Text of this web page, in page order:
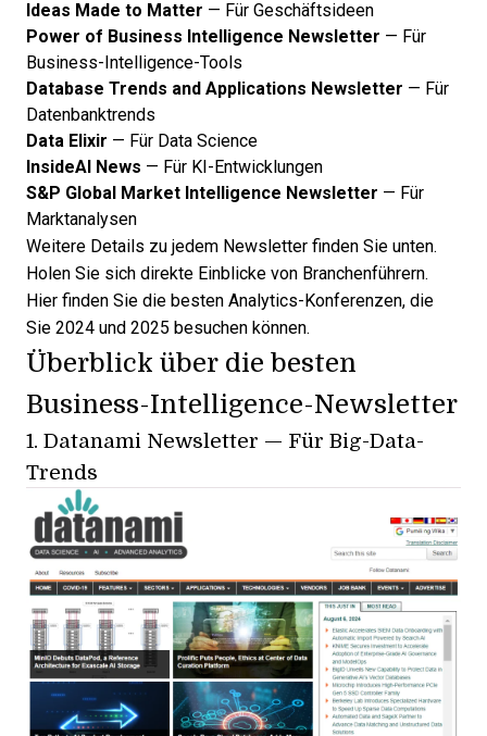
Ideas Made to Matter — Für Geschäftsideen
Power of Business Intelligence Newsletter — Für
Business-Intelligence-Tools
Database Trends and Applications Newsletter — Für
Datenbanktrends
Data Elixir — Für Data Science
InsideAI News — Für KI-Entwicklungen
S&P Global Market Intelligence Newsletter — Für
Marktanalysen
Weitere Details zu jedem Newsletter finden Sie unten.
Holen Sie sich direkte Einblicke von Branchenführern.
Hier finden Sie die besten Analytics-Konferenzen, die
Sie 2024 und 2025 besuchen können.
Überblick über die besten
Business-Intelligence-Newsletter
1. Datanami Newsletter — Für Big-Data-
Trends